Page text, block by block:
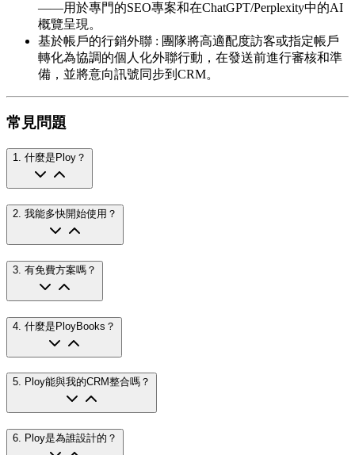
——用於專門的SEO專案和在ChatGPT/Perplexity中的AI
概覽呈現。
基於帳戶的行銷外聯 : 團隊將高適配度訪客或指定帳戶
轉化為協調的個人化外聯行動，在發送前進行審核和準
備，並將意向訊號同步到CRM。
常見問題
1. 什麼是Ploy？
2. 我能多快開始使用？
3 有免費方案嗎？
4 什麼是PloyBooks？
5. Ploy能與我的CRM整合嗎？
6. Ploy是為誰設計的？